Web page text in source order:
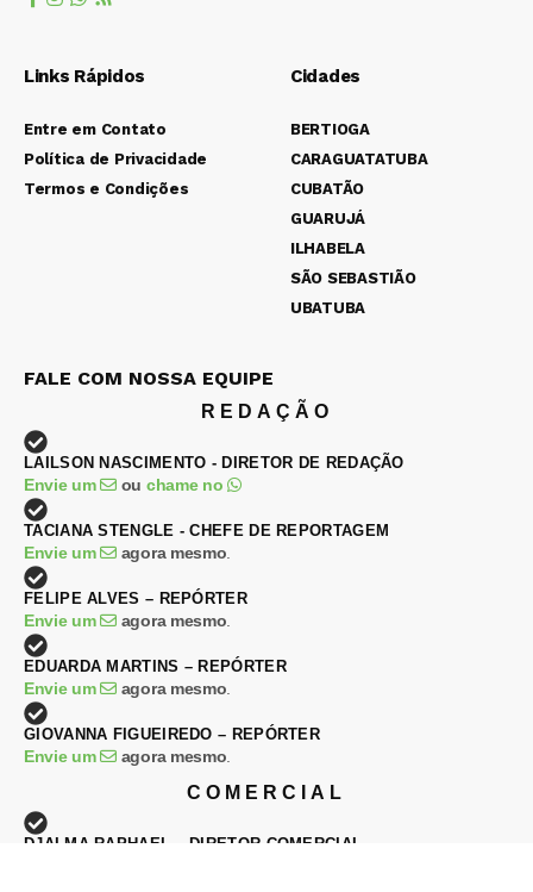
Links Rápidos
Entre em Contato
Política de Privacidade
Termos e Condições
Cidades
BERTIOGA
CARAGUATATUBA
CUBATÃO
GUARUJÁ
ILHABELA
SÃO SEBASTIÃO
UBATUBA
FALE COM NOSSA EQUIPE
REDAÇÃO
LAILSON NASCIMENTO - DIRETOR DE REDAÇÃO
Envie um ou chame no
TACIANA STENGLE - CHEFE DE REPORTAGEM
Envie um agora mesmo
FELIPE ALVES – REPÓRTER
Envie um agora mesmo
EDUARDA MARTINS – REPÓRTER
Envie um agora mesmo
GIOVANNA FIGUEIREDO – REPÓRTER
Envie um agora mesmo
COMERCIAL
DJALMA RAPHAEL – DIRETOR COMERCIAL